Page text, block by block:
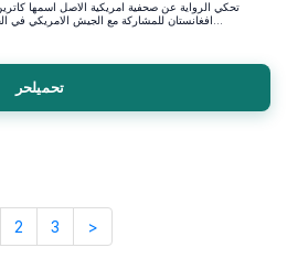
تحكي الرواية عن صحفية امريكية الاصل اسمها
تحميلحر
2 3 >